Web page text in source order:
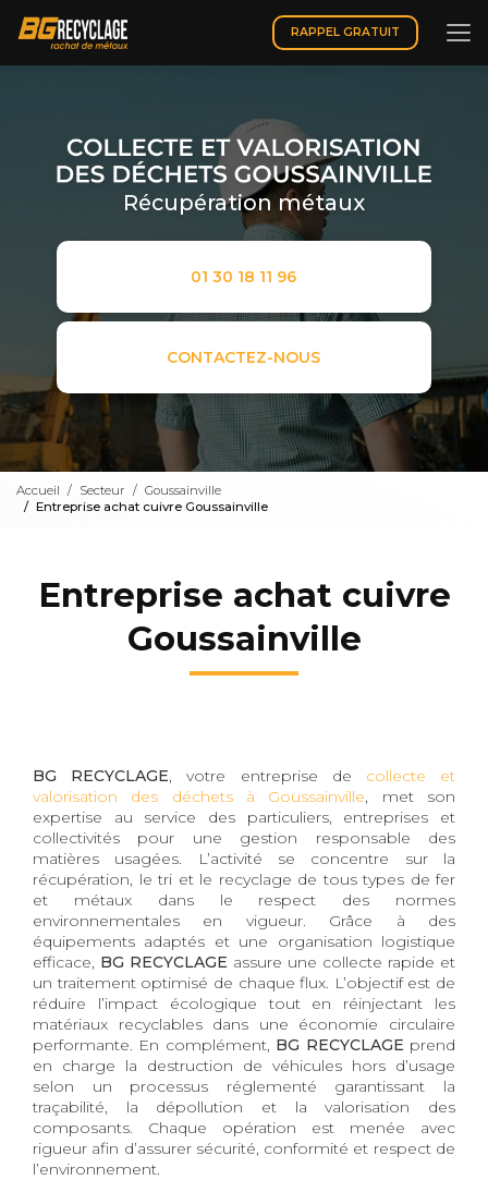
contenu
principal
RAPPEL GRATUIT
Récupération métaux
01 30 18 11 96
CONTACTEZ-NOUS
Accueil Secteur
Goussainville
Entreprise achat cuivre Goussainville
Entreprise achat cuivre
Goussainville
BG RECYCLAGE, votre entreprise de collecte et
valorisation des déchets à Goussainville, met son
expertise au service des particuliers, entreprises et
collectivités pour une gestion responsable des
matières usagées. L’activité se concentre sur la
récupération, le tri et le recyclage de tous types de fer
et métaux dans le respect des normes
environnementales en vigueur. Grâce à des
équipements adaptés et une organisation logistique
efficace, BG RECYCLAGE assure une collecte rapide et
un traitement optimisé de chaque flux. L’objectif est de
réduire l’impact écologique tout en réinjectant les
matériaux recyclables dans une économie circulaire
performante. En complément, BG RECYCLAGE prend
en charge la destruction de véhicules hors d’usage
selon un processus réglementé garantissant la
traçabilité, la dépollution et la valorisation des
composants. Chaque opération est menée avec
rigueur afin d’assurer sécurité, conformité et respect de
l’environnement.